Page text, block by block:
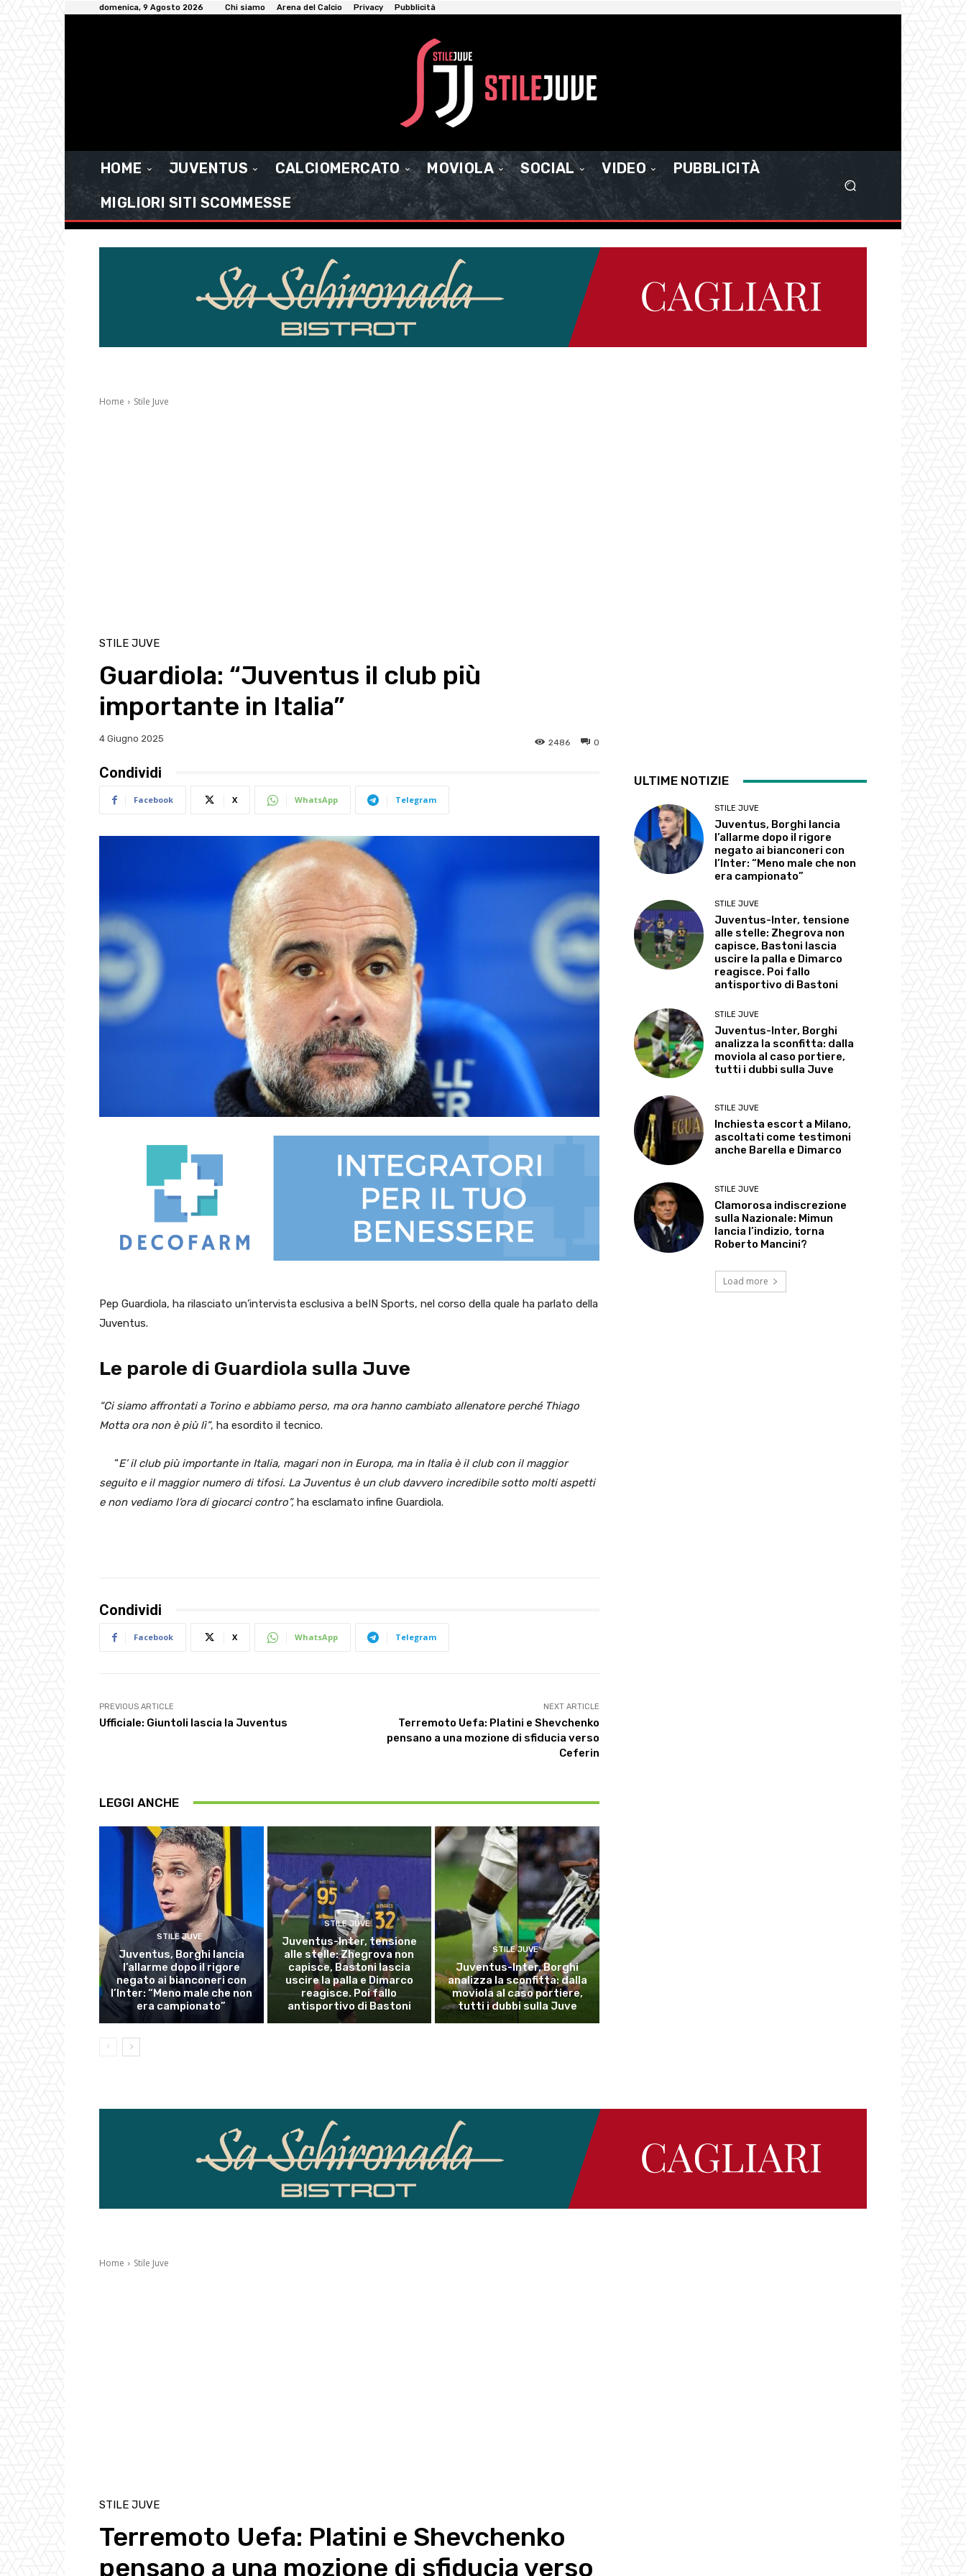
domenica, 9 Agosto 2026 Chi siamo Arena del Calcio Privacy Pubblicità
HOME JUVENTUS CALCIOMERCATO MOVIOLA SOCIAL VIDEO
PUBBLICITÀ
MIGLIORI SITI SCOMMESSE
Home Stile Juve
STILE JUVE
Guardiola: “Juventus il club più
importante in Italia”
4 Giugno 2025 0
2486
Condividi
Facebook X WhatsApp Telegram
Pep Guardiola, ha rilasciato un’intervista esclusiva a beIN Sports, nel corso della quale ha parlato della
Juventus.
Le parole di Guardiola sulla Juve
“Ci siamo affrontati a Torino e abbiamo perso, ma ora hanno cambiato allenatore perché Thiago
Motta ora non è più lì”, ha esordito il tecnico.
“E’ il club più importante in Italia, magari non in Europa, ma in Italia è il club con il maggior
seguito e il maggior numero di tifosi. La Juventus è un club davvero incredibile sotto molti aspetti
e non vediamo l’ora di giocarci contro”, ha esclamato infine Guardiola.
Condividi
Facebook X WhatsApp Telegram
PREVIOUS ARTICLE
Ufficiale: Giuntoli lascia la Juventus
NEXT ARTICLE
Terremoto Uefa: Platini e Shevchenko
pensano a una mozione di sfiducia verso
Ceferin
LEGGI ANCHE
STILE JUVE
Juventus, Borghi lancia
l’allarme dopo il rigore
negato ai bianconeri con
l’Inter: “Meno male che non
era campionato”
STILE JUVE
Juventus-Inter, tensione
alle stelle: Zhegrova non
capisce, Bastoni lascia
uscire la palla e Dimarco
reagisce. Poi fallo
antisportivo di Bastoni
STILE JUVE
Juventus-Inter, Borghi
analizza la sconfitta: dalla
moviola al caso portiere,
tutti i dubbi sulla Juve
ULTIME NOTIZIE
STILE JUVE
Juventus, Borghi lancia
l’allarme dopo il rigore
negato ai bianconeri con
l’Inter: “Meno male che non
era campionato”
STILE JUVE
Juventus-Inter, tensione
alle stelle: Zhegrova non
capisce, Bastoni lascia
uscire la palla e Dimarco
reagisce. Poi fallo
antisportivo di Bastoni
STILE JUVE
Juventus-Inter, Borghi
analizza la sconfitta: dalla
moviola al caso portiere,
tutti i dubbi sulla Juve
STILE JUVE
Inchiesta escort a Milano,
ascoltati come testimoni
anche Barella e Dimarco
STILE JUVE
Clamorosa indiscrezione
sulla Nazionale: Mimun
lancia l’indizio, torna
Roberto Mancini?
Load more